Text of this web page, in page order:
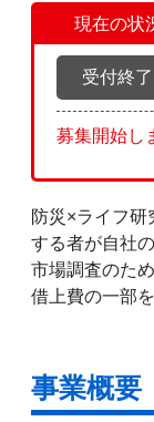
現在の状
受付終了
募集開始し
防災×ライフ研
する者が自社
市場調査のた
借上費の一部
事業概要